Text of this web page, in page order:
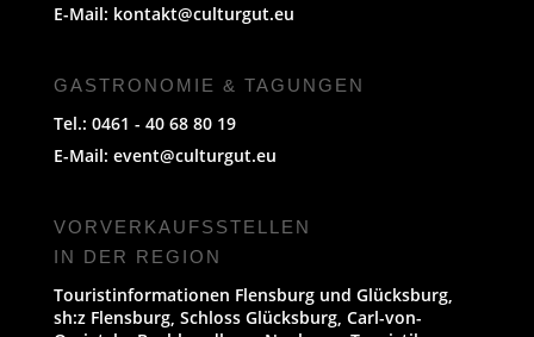
E-Mail: kontakt@culturgut.eu
GASTRONOMIE & TAGUNGEN
Tel.: 0461 - 40 68 80 19
E-Mail: event@culturgut.eu
VORVERKAUFS­STELLEN
IN DER REGION
Touristinformationen Flensburg und Glücksburg,
sh:z Flensburg, Schloss Glücksburg, Carl-von-